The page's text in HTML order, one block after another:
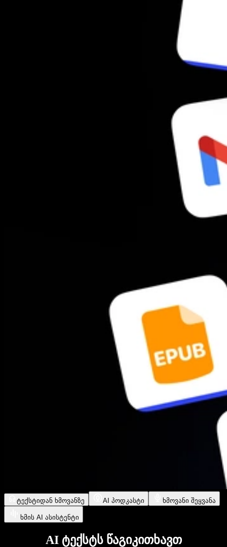
ტექსტიდან ხმოვანზე AI პოდკასტი ხმოვანი შეყვანა
ხმის AI ასისტენტი
AI ტექსტს წაგიკითხავთ